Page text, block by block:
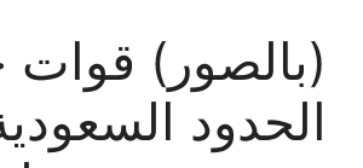
(بالصور)
الحدود